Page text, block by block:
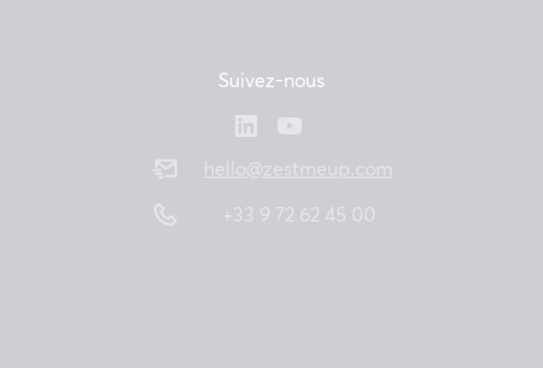
Suivez-nous
hello@zestmeup.com
+33 9 72 62 45 00